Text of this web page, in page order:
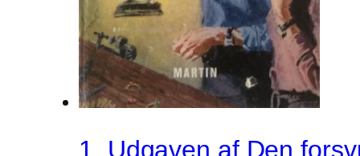
1. Udgaven af Den